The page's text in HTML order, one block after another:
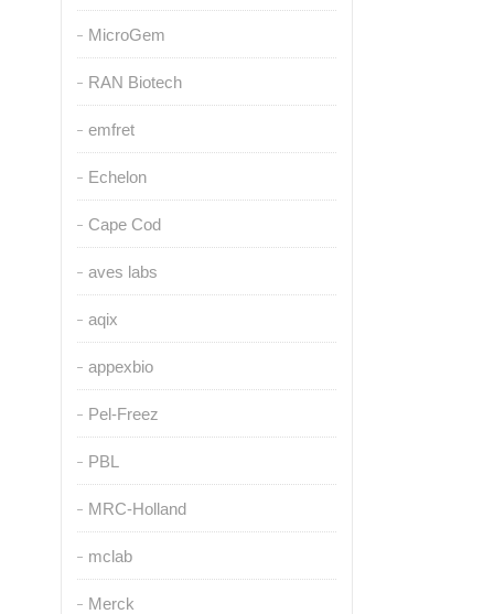
MicroGem
RAN Biotech
emfret
Echelon
Cape Cod
aves labs
aqix
appexbio
Pel-Freez
PBL
MRC-Holland
mclab
Merck